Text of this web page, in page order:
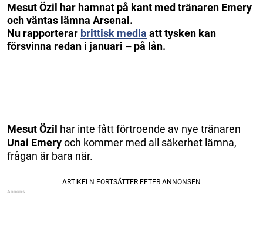
Mesut Özil har hamnat på kant med tränaren Emery
och väntas lämna Arsenal.
Nu rapporterar brittisk media att tysken kan
försvinna redan i januari – på lån.
Mesut Özil har inte fått förtroende av nye tränaren
Unai Emeryoch kommer med all säkerhet lämna,
frågan är bara när.